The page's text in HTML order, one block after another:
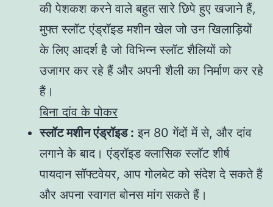
की पेशकश करने वाले बहुत सारे छिपे हुए खजाने हैं,
मुफ्त स्लॉट एंड्रॉइड मशीन खेल जो उन खिलाड़ियों
के लिए आदर्श है जो विभिन्न स्लॉट शैलियों को
उजागर कर रहे हैं और अपनी शैली का निर्माण कर रहे
हैं।
बिना दांव के पोकर
स्लॉट मशीन एंड्रॉइड : इन 80 गेंदों में से, और दांव
लगाने के बाद। एंड्रॉइड क्लासिक स्लॉट शीर्ष
पायदान सॉफ्टवेयर, आप गोलबेट को संदेश दे सकते हैं
और अपना स्वागत बोनस मांग सकते हैं।